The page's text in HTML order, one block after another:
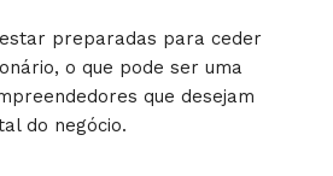
preparadas para ceder
o que pode ser uma
que desejam
do negócio.